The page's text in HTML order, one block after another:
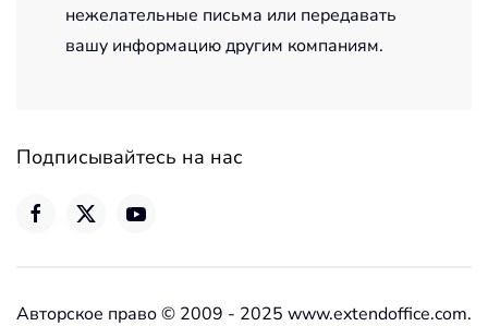
нежелательные письма или передавать
вашу информацию другим компаниям.
Подписывайтесь на нас
Авторское право © 2009 - 2025 www.extendoffice.com.